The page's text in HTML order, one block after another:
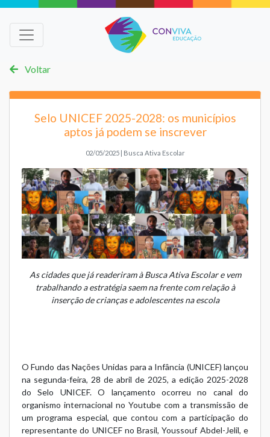
Voltar
Selo UNICEF 2025-2028: os municípios
aptos já podem se inscrever
02/05/2025 | Busca Ativa Escolar
As cidades que já readeriram à Busca Ativa Escolar e vem
trabalhando a estratégia saem na frente com relação à
inserção de crianças e adolescentes na escola
O Fundo das Nações Unidas para a Infância (UNICEF) lançou
na segunda-feira, 28 de abril de 2025, a edição 2025-2028
do Selo UNICEF. O lançamento ocorreu no canal do
organismo internacional no Youtube com a transmissão de
um programa especial, que contou com a participação do
representante do UNICEF no Brasil, Youssouf Abdel-Jelil, e